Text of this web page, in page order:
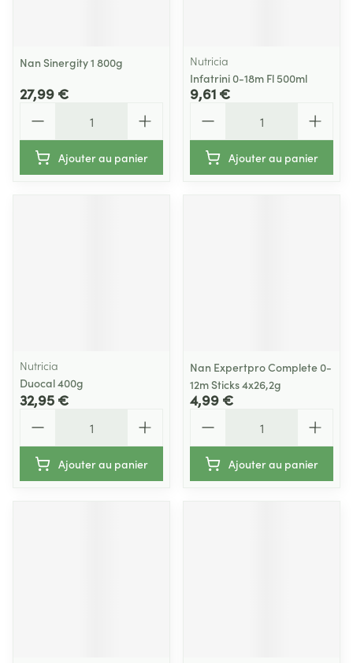
Nan Sinergity 1 800g
27,99 €
Ajouter au panier
Nutricia
Infatrini 0-18m Fl 500ml
9,61 €
Ajouter au panier
Nutricia
Duocal 400g
32,95 €
Ajouter au panier
Nan Expertpro Complete 0-
12m Sticks 4x26,2g
4,99 €
Ajouter au panier